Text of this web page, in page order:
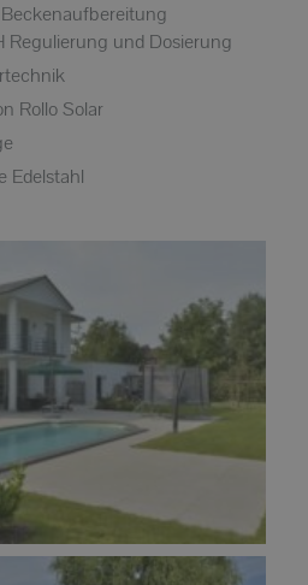
Regulierung und Dosierung
Rollo Solar
Edelstahl